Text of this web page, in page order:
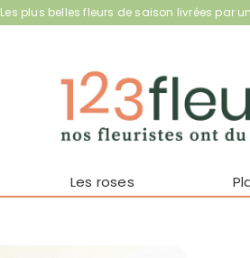
Les plus belles fleurs de saison livrées par
Les roses